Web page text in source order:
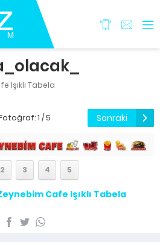
Işıklı Tabela
1 / 5 Sonraki
2 3 4 5
Cafe Işıklı Tabela